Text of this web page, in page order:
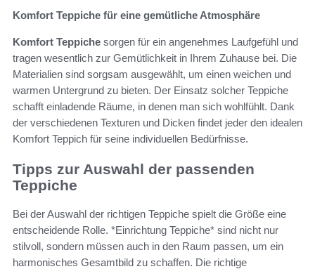
Komfort Teppiche für eine gemütliche Atmosphäre
Komfort Teppiche sorgen für ein angenehmes Laufgefühl und
tragen wesentlich zur Gemütlichkeit in Ihrem Zuhause bei. Die
Materialien sind sorgsam ausgewählt, um einen weichen und
warmen Untergrund zu bieten. Der Einsatz solcher Teppiche
schafft einladende Räume, in denen man sich wohlfühlt. Dank
der verschiedenen Texturen und Dicken findet jeder den idealen
Komfort Teppich für seine individuellen Bedürfnisse.
Tipps zur Auswahl der passenden
Teppiche
Bei der Auswahl der richtigen Teppiche spielt die Größe eine
entscheidende Rolle. *Einrichtung Teppiche* sind nicht nur
stilvoll, sondern müssen auch in den Raum passen, um ein
harmonisches Gesamtbild zu schaffen. Die richtige